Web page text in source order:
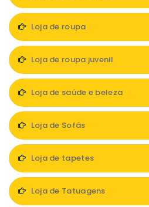
Loja de roupa
Loja de roupa juvenil
Loja de saúde e beleza
Loja de Sofás
Loja de tapetes
Loja de Tatuagens